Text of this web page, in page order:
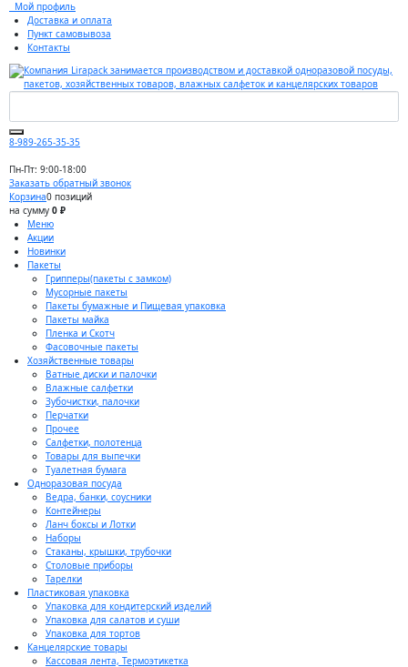
Мой профиль
Доставка и оплата
Пункт самовывоза
Контакты
8-989-265-35-35
Пн-Пт: 9:00-18:00
Заказать обратный звонок
Корзина0 позиций
на сумму 0 ₽
Меню
Акции
Новинки
Пакеты
Грипперы(пакеты с замком)
Мусорные пакеты
Пакеты бумажные и Пищевая упаковка
Пакеты майка
Пленка и Скотч
Фасовочные пакеты
Хозяйственные товары
Ватные диски и палочки
Влажные салфетки
Зубочистки, палочки
Перчатки
Прочее
Салфетки, полотенца
Товары для выпечки
Туалетная бумага
Одноразовая посуда
Ведра, банки, соусники
Контейнеры
Ланч боксы и Лотки
Наборы
Стаканы, крышки, трубочки
Столовые приборы
Тарелки
Пластиковая упаковка
Упаковка для кондитерский изделий
Упаковка для салатов и суши
Упаковка для тортов
Канцелярские товары
Кассовая лента, Термоэтикетка